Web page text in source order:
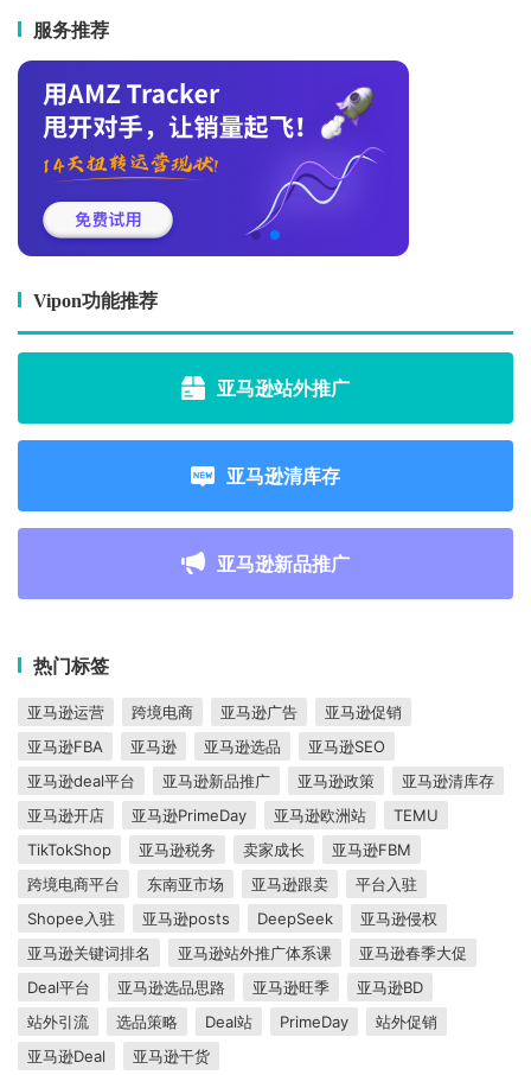
服务推荐
Vipon功能推荐
亚马逊站外推广
亚马逊清库存
亚马逊新品推广
热门标签
亚马逊运营 跨境电商 亚马逊广告
亚马逊促销
亚马逊FBA
亚马逊 亚马逊选品
亚马逊SEO
亚马逊deal平台
亚马逊新品推广 亚马逊政策
亚马逊清库存
亚马逊开店
亚马逊PrimeDay 亚马逊欧洲站
TEMU
TikTokShop
亚马逊税务 卖家成长
亚马逊FBM
跨境电商平台
东南亚市场 亚马逊跟卖
平台入驻
Shopee入驻
亚马逊posts DeepSeek
亚马逊侵权
亚马逊关键词排名
亚马逊站外推广体系课
亚马逊春季大促
Deal平台
亚马逊选品思路 亚马逊旺季
亚马逊BD
站外引流
选品策略 Deal站 PrimeDay
站外促销
亚马逊Deal
亚马逊干货